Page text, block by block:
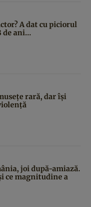
A dat cu piciorul
de ani...
rară, dar își
joi după-amiază.
ce magnitudine a